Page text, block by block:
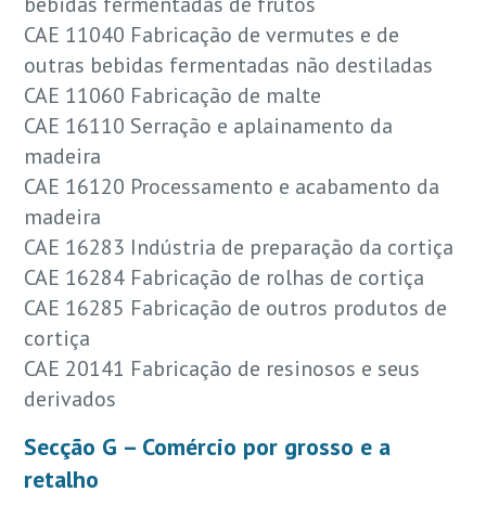
CAE 11040 Fabricação de vermutes e de
outras bebidas fermentadas não destiladas
CAE 11060 Fabricação de malte
CAE 16110 Serração e aplainamento da
madeira
CAE 16120 Processamento e acabamento da
madeira
CAE 16283 Indústria de preparação da cortiça
CAE 16284 Fabricação de rolhas de cortiça
CAE 16285 Fabricação de outros produtos de
cortiça
CAE 20141 Fabricação de resinosos e seus
derivados
Secção G – Comércio por grosso e a
retalho